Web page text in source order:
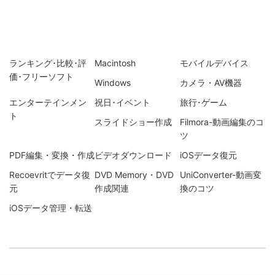
ランキング･比較･評
価･フリーソフト
Macintosh
モバイルデバイス
Windows
カメラ・AV機器
エンターテインメン
ト
祝日･イベント
旅行･ゲーム
スライドショー作成
Filmora-動画編集のコ
ツ
PDF編集・変換・作成ビデオダウンロード
iOSデータ復元
Recoevritでデータ復
元
DVD Memory・DVD
作成関連
UniConverter-動画変
換のコツ
iOSデータ管理・転送